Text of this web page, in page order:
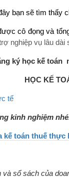
bạn sẽ tìm thấy
cô đọng và
nghiệp vụ lâu dài
ký học kế toán
HỌC KẾ
kinh nghiệm
kế toán thuế
sổ sách của